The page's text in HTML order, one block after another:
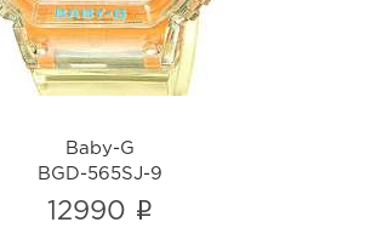
Baby-G
BGD-565SJ-9
12990 i